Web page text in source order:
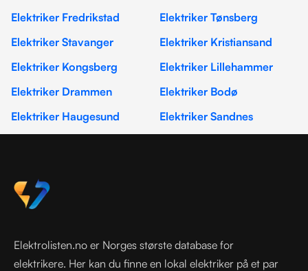
Elektriker Fredrikstad
Elektriker Tønsberg
Elektriker Stavanger
Elektriker Kristiansand
Elektriker Kongsberg
Elektriker Lillehammer
Elektriker Drammen
Elektriker Bodø
Elektriker Haugesund
Elektriker Sandnes
Elektrolisten.no er Norges største database for
elektrikere. Her kan du finne en lokal elektriker på et par